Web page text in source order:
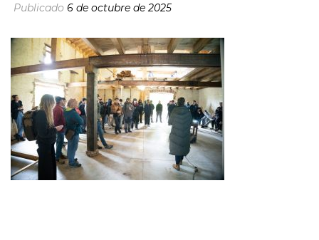
Publicado 6 de octubre de 2025